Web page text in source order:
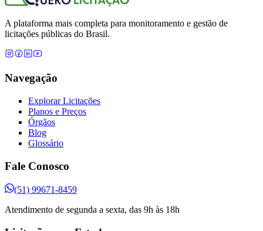
A plataforma mais completa para monitoramento e gestão de
licitações públicas do Brasil.
Navegação
Explorar Licitações
Planos e Preços
Órgãos
Blog
Glossário
Fale Conosco
(51) 99671-8459
Atendimento de segunda a sexta, das 9h às 18h